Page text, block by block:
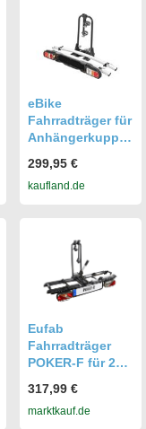
eBike
Fahrradträger für
Anhängerkupplu
Heckträger
Radträger -
Bike für 2
Fahrräder - 60kg
Zuladung - am
Fahrzeug
299,95 €
kaufland.de
Eufab
Fahrradträger
POKER-F für 2
Fahrradheckträg
er für
317,99 €
marktkauf.de